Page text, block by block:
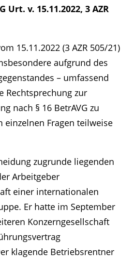
Urt. v. 15.11.2022, 3 AZR
15.11.2022 (3 AZR 505/21)
aufgrund des
– umfassend
Rechtsprechung zur
nach § 16 BetrAVG zu
einzelnen Fragen teilweise
zugrunde liegenden
Arbeitgeber
einer internationalen
Er hatte im September
Konzerngesellschaft
klagende Betriebsrentner